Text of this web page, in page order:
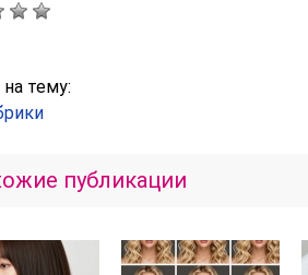
тему:
публикации